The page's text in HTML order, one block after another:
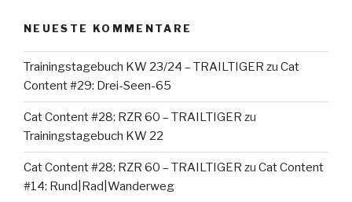
NEUESTE KOMMENTARE
Trainingstagebuch KW 23/24 – TRAILTIGER zu Cat
Content #29: Drei-Seen-65
Cat Content #28: RZR 60 – TRAILTIGER zu
Trainingstagebuch KW 22
Cat Content #28: RZR 60 – TRAILTIGER zu Cat Content
#14: Rund|Rad|Wanderweg